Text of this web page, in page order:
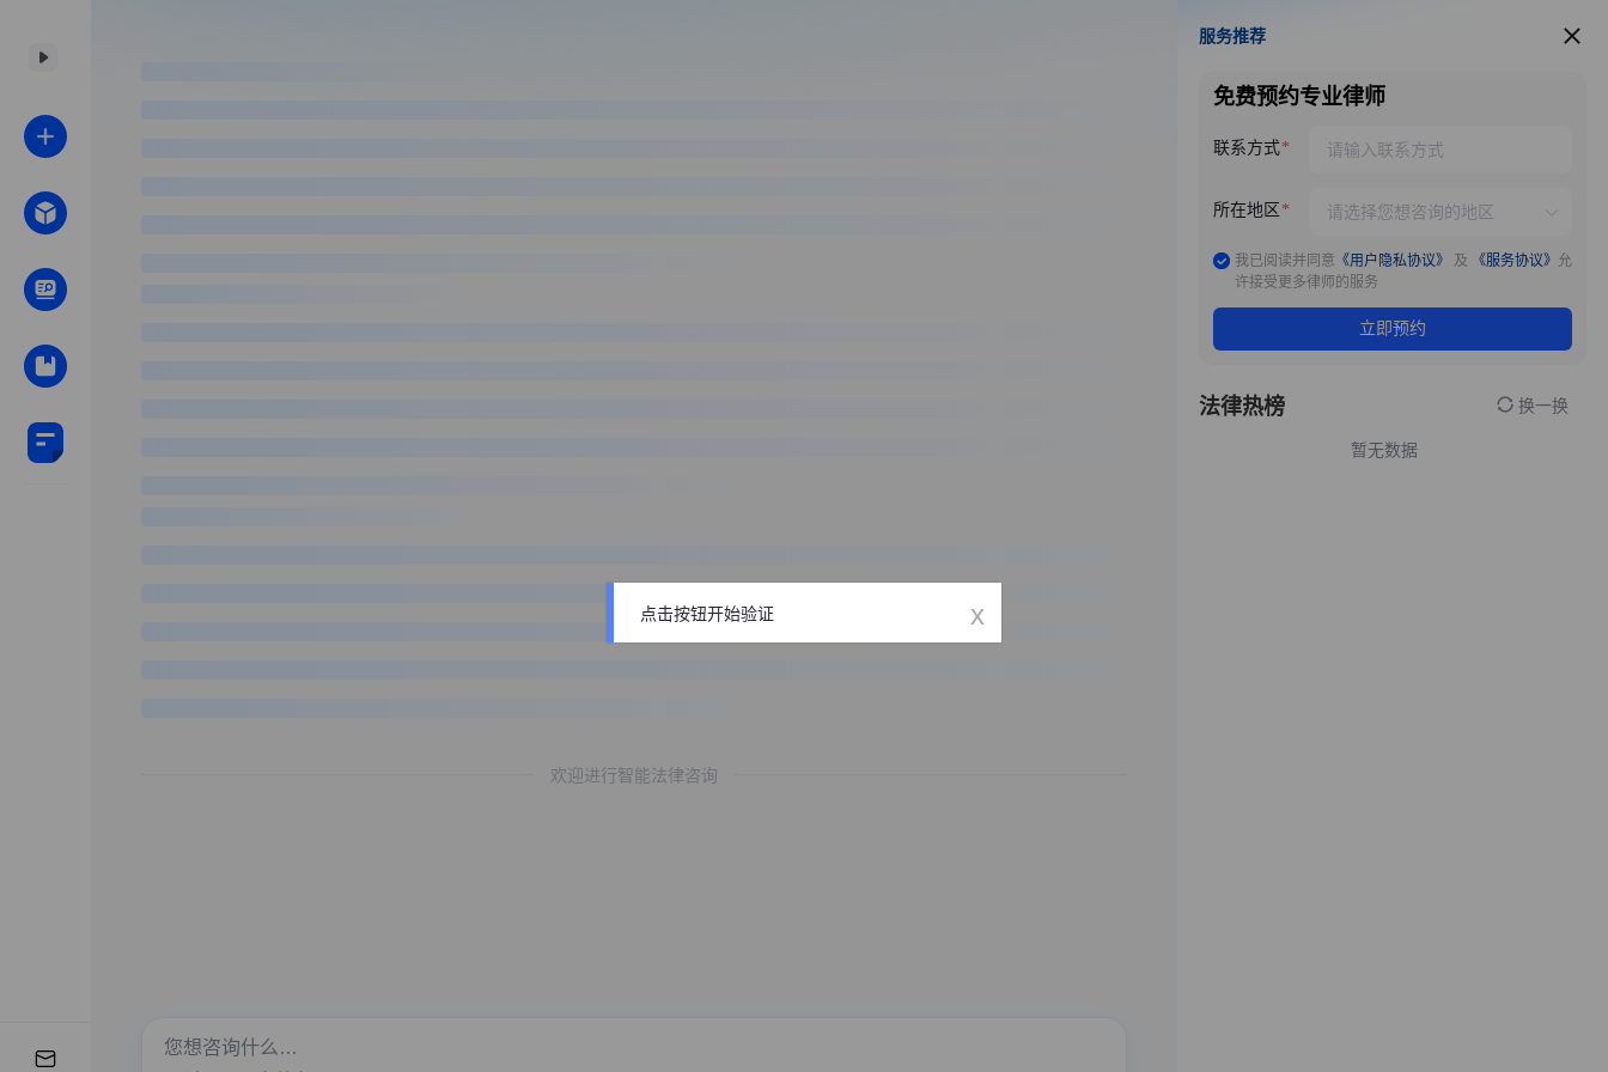
欢迎进行智能法律咨询
服务推荐
服务推荐
免费预约专业律师
联系方式
所在地区
我已阅读并同意 《用户隐私协议》 及 《服务协议》 允
许接受更多律师的服务
立即预约
法律热榜 换一换
暂无数据
点击按钮开始验证 x